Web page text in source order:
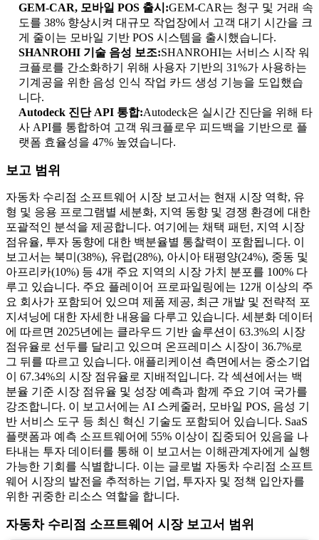
GEM-CAR, 모바일 POS 출시:GEM-CAR는 청구 및 거래 속
도를 38% 향상시켜 대규모 작업장에서 고객 대기 시간을 크
게 줄이는 모바일 기반 POS 시스템을 출시했습니다.
SHANROHI 기술 음성 보조:SHANROHI는 서비스 시작 워
크플로를 간소화하기 위해 사용자 기반의 31%가 사용하는
기계공을 위한 음성 인식 작업 카드 생성 기능을 도입했습
니다.
Autodeck 진단 API 통합:Autodeck은 실시간 진단을 위해 타
사 API를 통합하여 고객 워크플로우 피드백을 기반으로 플
랫폼 효율성을 47% 높였습니다.
보고 범위
자동차 수리점 소프트웨어 시장 보고서는 현재 시장 역학, 유
형 및 응용 프로그램별 세분화, 지역 동향 및 경쟁 환경에 대한
포괄적인 분석을 제공합니다. 여기에는 채택 패턴, 지역 시장
점유율, 투자 동향에 대한 백분율별 통찰력이 포함됩니다. 이
보고서는 북미(38%), 유럽(28%), 아시아 태평양(24%), 중동 및
아프리카(10%) 등 4개 주요 지역의 시장 가치 분포를 100% 다
루고 있습니다. 주요 플레이어 프로파일링에는 12개 이상의 주
요 회사가 포함되어 있으며 제품 제공, 최근 개발 및 전략적 포
지셔닝에 대한 자세한 내용을 다루고 있습니다. 세분화 데이터
에 따르면 2025년에는 클라우드 기반 솔루션이 63.3%의 시장
점유율로 선두를 달리고 있으며 온프레미스 시장이 36.7%로
그 뒤를 따르고 있습니다. 애플리케이션 측면에서는 중소기업
이 67.34%의 시장 점유율로 지배적입니다. 각 섹션에서는 백
분율 기준 시장 점유율 및 성장 예측과 함께 주요 기여 국가를
강조합니다. 이 보고서에는 AI 스케줄러, 모바일 POS, 음성 기
반 서비스 도구 등 최신 혁신 기술도 포함되어 있습니다. SaaS
플랫폼과 예측 소프트웨어에 55% 이상이 집중되어 있음을 나
타내는 투자 데이터를 통해 이 보고서는 이해관계자에게 실행
가능한 기회를 식별합니다. 이는 글로벌 자동차 수리점 소프트
웨어 시장의 발전을 추적하는 기업, 투자자 및 정책 입안자를
위한 귀중한 리소스 역할을 합니다.
자동차 수리점 소프트웨어 시장 보고서 범위